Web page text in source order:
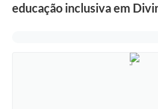
educação inclusiva em